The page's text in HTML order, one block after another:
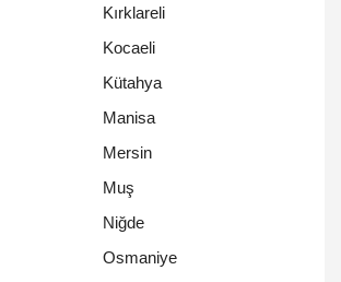
Kırklareli
Kocaeli
Kütahya
Manisa
Mersin
Muş
Niğde
Osmaniye